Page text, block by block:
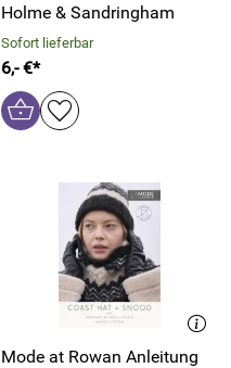
Holme & Sandringham
Sofort lieferbar
6,- €*
Mode at Rowan Anleitung